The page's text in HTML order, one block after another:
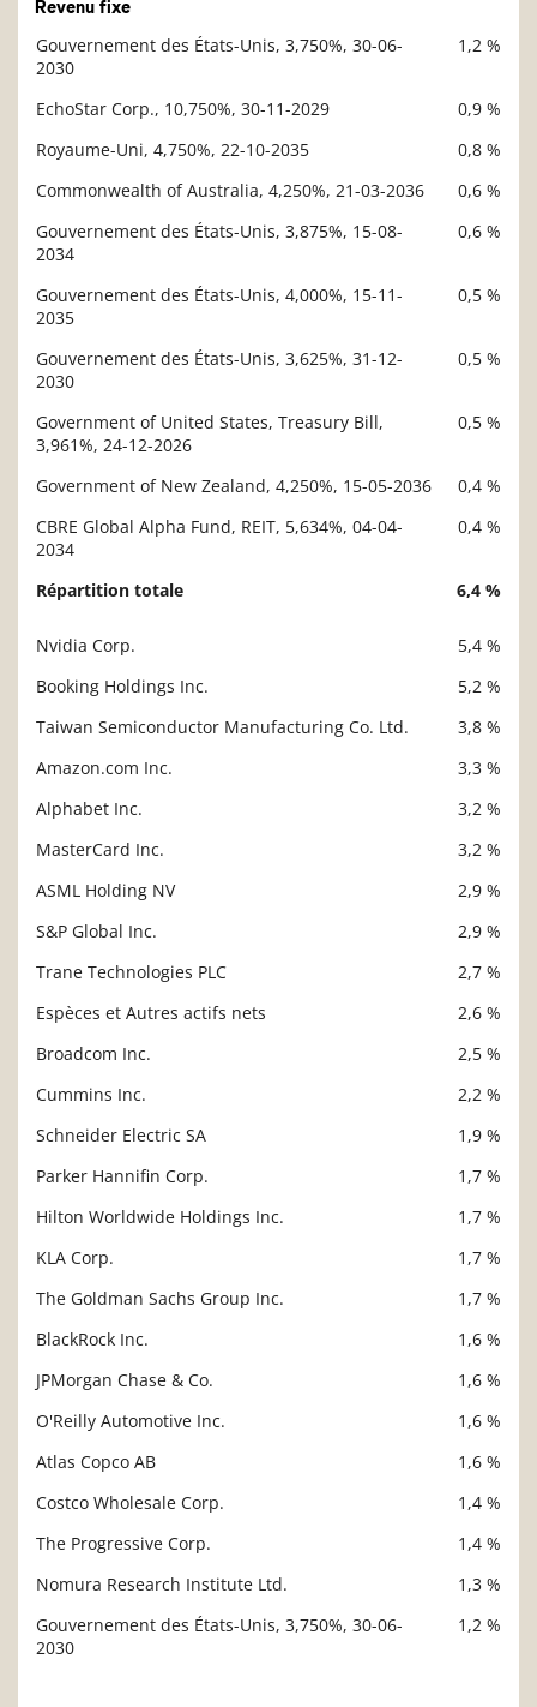
Revenu fixe
Description
Gouvernement des États-Unis, 3,750%, 30-06-
2030
1,2 %
EchoStar Corp., 10,750%, 30-11-2029
0,9 %
Royaume-Uni, 4,750%, 22-10-2035
0,8 %
Commonwealth of Australia, 4,250%, 21-03-2036
0,6 %
Gouvernement des États-Unis, 3,875%, 15-08-
2034
0,6 %
Gouvernement des États-Unis, 4,000%, 15-11-
2035
0,5 %
Gouvernement des États-Unis, 3,625%, 31-12-
2030
0,5 %
Government of United States, Treasury Bill,
3,961%, 24-12-2026
0,5 %
Government of New Zealand, 4,250%, 15-05-2036
0,4 %
CBRE Global Alpha Fund, REIT, 5,634%, 04-04-
2034
0,4 %
Répartition totale 6,4 %
Nvidia Corp.
5,4 %
Booking Holdings Inc.
5,2 %
Taiwan Semiconductor Manufacturing Co. Ltd.
3,8 %
Amazon.com Inc.
3,3 %
Alphabet Inc.
3,2 %
MasterCard Inc.
3,2 %
ASML Holding NV
2,9 %
S&P Global Inc.
2,9 %
Trane Technologies PLC
2,7 %
Espèces et Autres actifs nets
2,6 %
Broadcom Inc.
2,5 %
Cummins Inc.
2,2 %
Schneider Electric SA
1,9 %
Parker Hannifin Corp.
1,7 %
Hilton Worldwide Holdings Inc.
1,7 %
KLA Corp.
1,7 %
The Goldman Sachs Group Inc.
1,7 %
BlackRock Inc.
1,6 %
JPMorgan Chase & Co.
1,6 %
O'Reilly Automotive Inc.
1,6 %
Atlas Copco AB
1,6 %
Costco Wholesale Corp.
1,4 %
The Progressive Corp.
1,4 %
Nomura Research Institute Ltd.
1,3 %
Gouvernement des États-Unis, 3,750%, 30-06-
2030
1,2 %